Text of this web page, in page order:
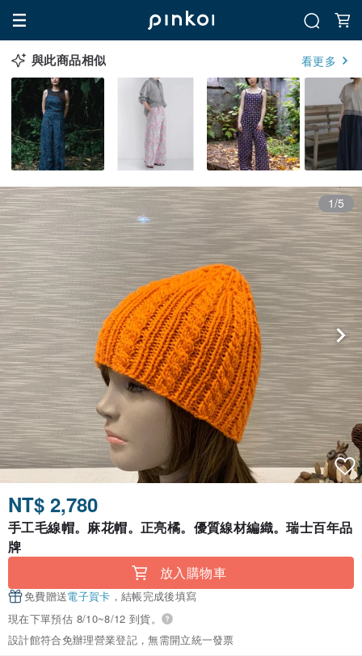
與此商品相似 看更多
1/5
NT$ 2,780
手工毛線帽。麻花帽。正亮橘。優質線材編織。瑞士百年品
牌
放入購物車
免費贈送電子賀卡 ，結帳完成後填寫
現在下單預估 8/10~8/12 到貨。
設計館符合免辦理營業登記，無需開立統一發票